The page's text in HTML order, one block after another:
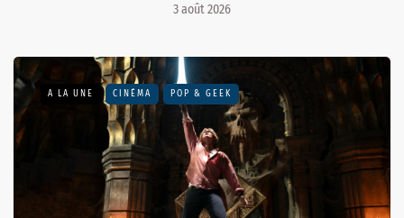
3 août 2026
A LA UNE CINÉMA POP & GEEK